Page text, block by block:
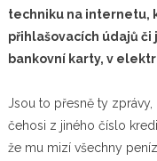
techniku na internetu,
přihlašovacích údajů či
bankovní karty, v
Jsou to přesně ty
čehosi z jiného číslo
že mu mizí všechny